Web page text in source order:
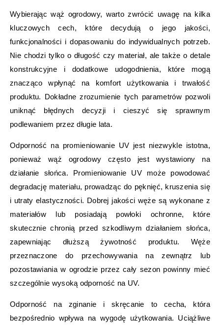
Wybierając wąż ogrodowy, warto zwrócić uwagę na kilka
kluczowych cech, które decydują o jego jakości,
funkcjonalności i dopasowaniu do indywidualnych potrzeb.
Nie chodzi tylko o długość czy materiał, ale także o detale
konstrukcyjne i dodatkowe udogodnienia, które mogą
znacząco wpłynąć na komfort użytkowania i trwałość
produktu. Dokładne zrozumienie tych parametrów pozwoli
uniknąć błędnych decyzji i cieszyć się sprawnym
podlewaniem przez długie lata.
Odporność na promieniowanie UV jest niezwykle istotna,
ponieważ wąż ogrodowy często jest wystawiony na
działanie słońca. Promieniowanie UV może powodować
degradację materiału, prowadząc do pęknięć, kruszenia się
i utraty elastyczności. Dobrej jakości węże są wykonane z
materiałów lub posiadają powłoki ochronne, które
skutecznie chronią przed szkodliwym działaniem słońca,
zapewniając dłuższą żywotność produktu. Węże
przeznaczone do przechowywania na zewnątrz lub
pozostawiania w ogrodzie przez cały sezon powinny mieć
szczególnie wysoką odporność na UV.
Odporność na zginanie i skręcanie to cecha, która
bezpośrednio wpływa na wygodę użytkowania. Uciążliwe